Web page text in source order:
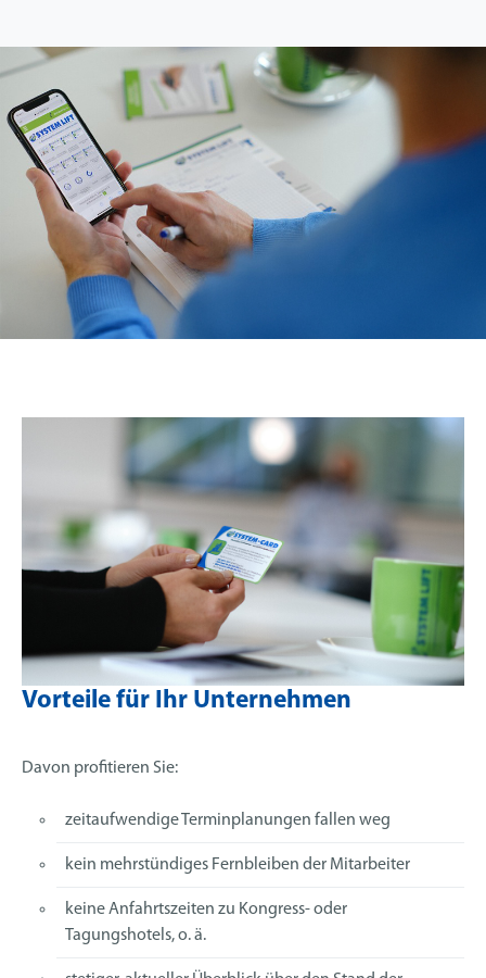
Vorteile für Ihr Unternehmen
Davon profitieren Sie:
zeitaufwendige Terminplanungen fallen weg
kein mehrstündiges Fernbleiben der Mitarbeiter
keine Anfahrtszeiten zu Kongress- oder
Tagungshotels, o. ä.